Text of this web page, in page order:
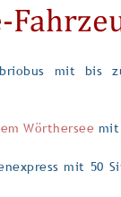
mit bis
Wörthersee mit
mit 50